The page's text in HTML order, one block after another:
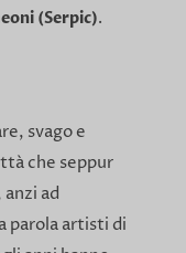
(Serpic).
svago e
che seppur
ad
parola artisti di